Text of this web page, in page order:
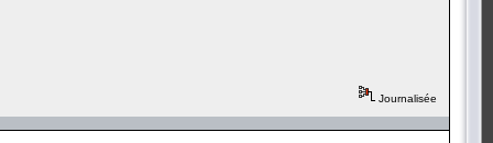
Journalisée